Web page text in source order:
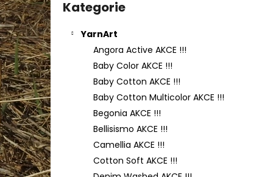
s
t
r
a
n
n
í
p
a
n
Přeskočit
kategorie
Kategorie
YarnArt
Angora Active AKCE !!!
Baby Color AKCE !!!
Baby Cotton AKCE !!!
Baby Cotton Multicolor AKCE !!!
Begonia AKCE !!!
Bellisismo AKCE !!!
Camellia AKCE !!!
Cotton Soft AKCE !!!